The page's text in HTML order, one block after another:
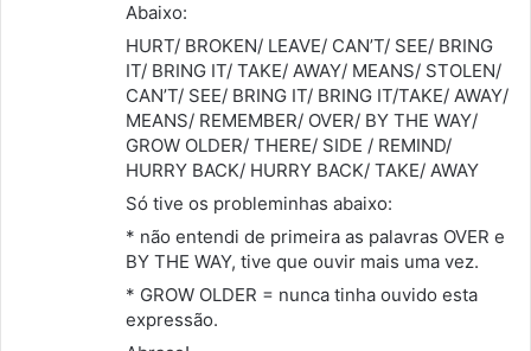
:
Abaixo:
HURT/ BROKEN/ LEAVE/ CAN’T/ SEE/ BRING
IT/ BRING IT/ TAKE/ AWAY/ MEANS/ STOLEN/
CAN’T/ SEE/ BRING IT/ BRING IT/TAKE/ AWAY/
MEANS/ REMEMBER/ OVER/ BY THE WAY/
GROW OLDER/ THERE/ SIDE / REMIND/
HURRY BACK/ HURRY BACK/ TAKE/ AWAY
Só tive os probleminhas abaixo:
* não entendi de primeira as palavras OVER e
BY THE WAY, tive que ouvir mais uma vez.
* GROW OLDER = nunca tinha ouvido esta
expressão.